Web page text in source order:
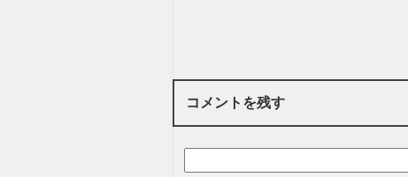
コメントを残す